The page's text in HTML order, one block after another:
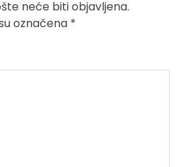
neće biti objavljena.
označena *